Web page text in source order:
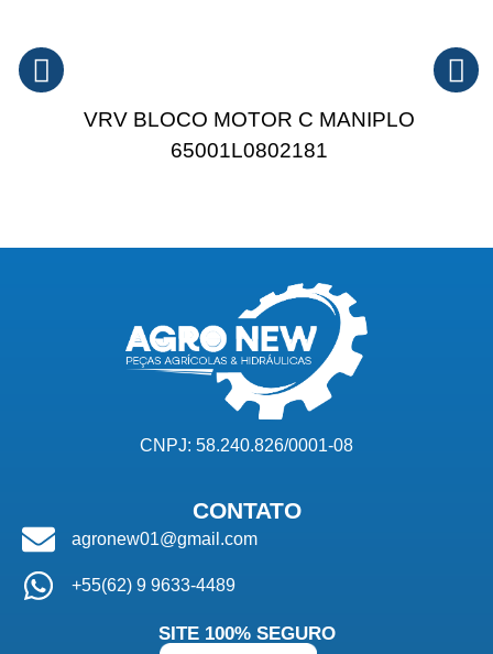
VRV BLOCO MOTOR C MANIPLO
65001L0802181
CNPJ: 58.240.826/0001-08
CONTATO
agronew01@gmail.com
+55(62) 9 9633-4489
SITE 100% SEGURO